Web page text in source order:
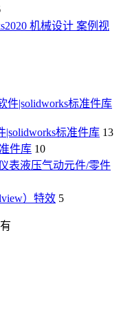
机械设计 案例视
件|solidworks标准件库
|solidworks标准件库 13
件库 10
表液压气动元件/零件
）特效 5